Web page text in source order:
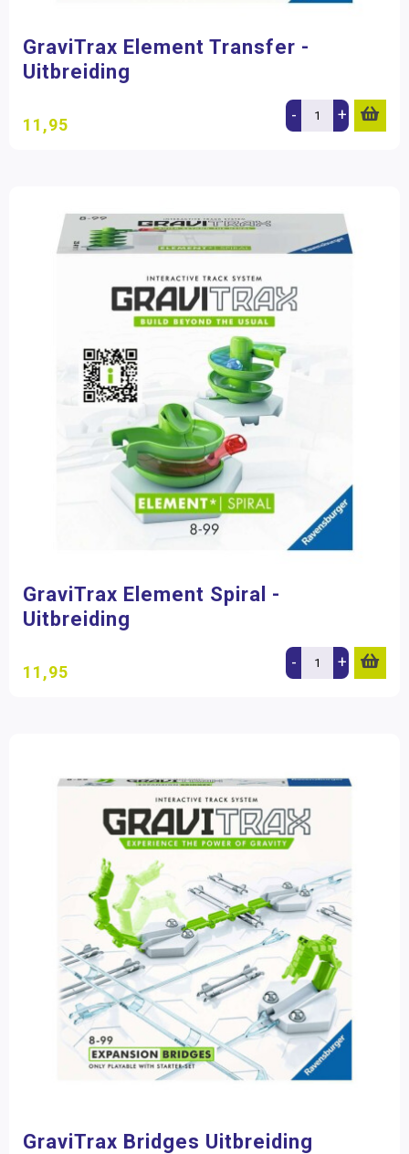
GraviTrax Element Transfer -
Uitbreiding
11,95 - +
GraviTrax Element Spiral -
Uitbreiding
11,95 - +
GraviTrax Bridges Uitbreiding